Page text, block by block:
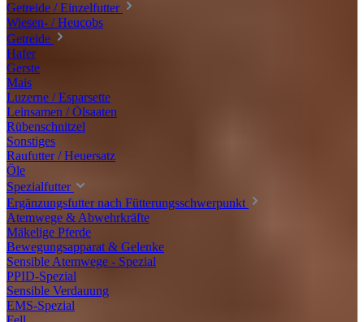
Getreide / Einzelfutter
Wiesen- / Heucobs
Getreide
Hafer
Gerste
Mais
Luzerne / Esparsette
Leinsamen / Ölsaaten
Rübenschnitzel
Sonstiges
Raufutter / Heuersatz
Öle
Spezialfutter
Ergänzungsfutter nach Fütterungsschwerpunkt
Atemwege & Abwehrkräfte
Mäkelige Pferde
Bewegungsapparat & Gelenke
Sensible Atemwege - Spezial
PPID-Spezial
Sensible Verdauung
EMS-Spezial